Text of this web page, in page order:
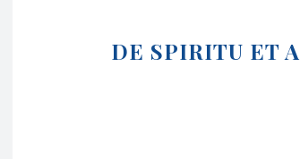
DE SPIRITU ET